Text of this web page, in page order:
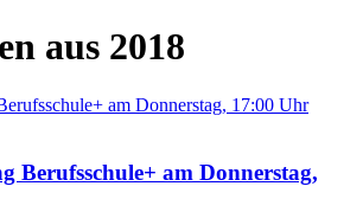
aus 2018
Berufsschule+ am Donnerstag,